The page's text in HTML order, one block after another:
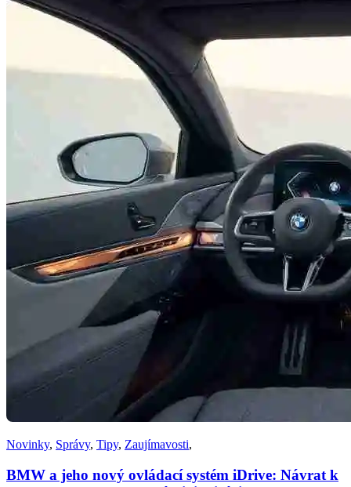
Novinky, Správy, Tipy, Zaujímavosti,
BMW a jeho nový ovládací systém iDrive: Návrat k